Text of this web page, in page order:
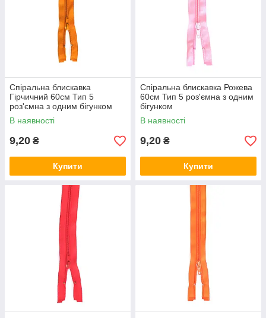
Спіральна блискавка
Гірчичний 60см Тип 5
роз'ємна з одним бігунком
В наявності
9,20 ₴
Купити
Спіральна блискавка Рожева
60см Тип 5 роз'ємна з одним
бігунком
В наявності
9,20 ₴
Купити